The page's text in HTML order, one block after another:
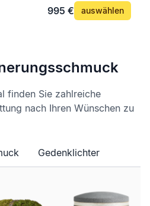
995 € auswählen
finden Sie zahlreiche
nach Ihren Wünschen zu
Gedenklichter